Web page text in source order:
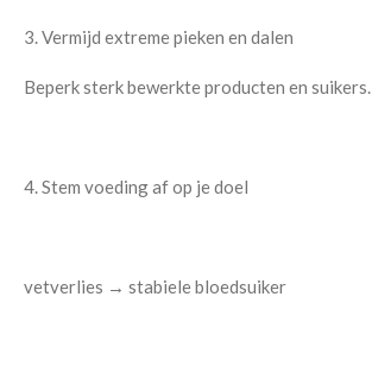
3. Vermijd extreme pieken en dalen
Beperk sterk bewerkte producten en suikers.
4. Stem voeding af op je doel
vetverlies → stabiele bloedsuiker